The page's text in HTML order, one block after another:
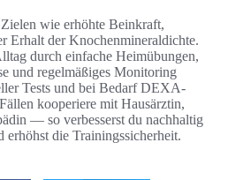
wie erhöhte Beinkraft,
Erhalt der Knochenmineraldichte.
durch einfache Heimübungen,
und regelmäßiges Monitoring
Tests und bei Bedarf DEXA-
kooperiere mit Hausärztin,
— so verbesserst du nachhaltig
erhöhst die Trainingssicherheit.